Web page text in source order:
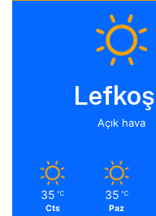
Açık hava
35 ℃
Cts
35 ℃
Paz